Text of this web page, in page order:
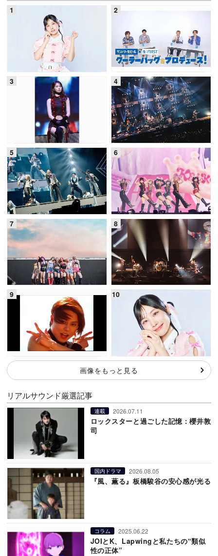
画像をもっと見る
リアルサウンド厳選記事
連載 2026.07.11
ロックスターと過ごした記憶：櫻井敦
司
国内ドラマ 2026.08.05
『風、薫る』板橋駿谷の安心感が光る
コラム 2025.06.22
JOIとK、Lapwingと私たちの“類似
性の正体”